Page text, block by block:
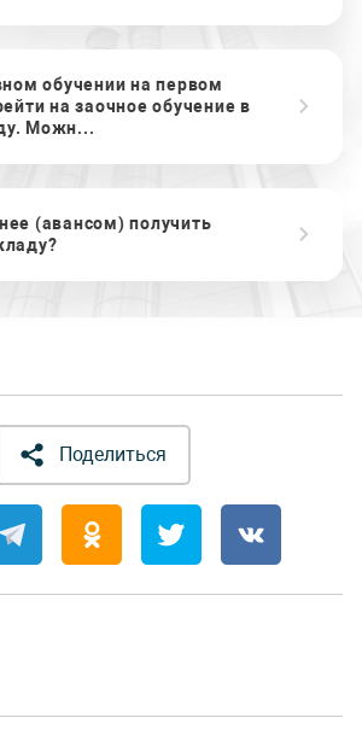
обучении на первом
на заочное обучение в
Можн...
(авансом) получить
Поделиться